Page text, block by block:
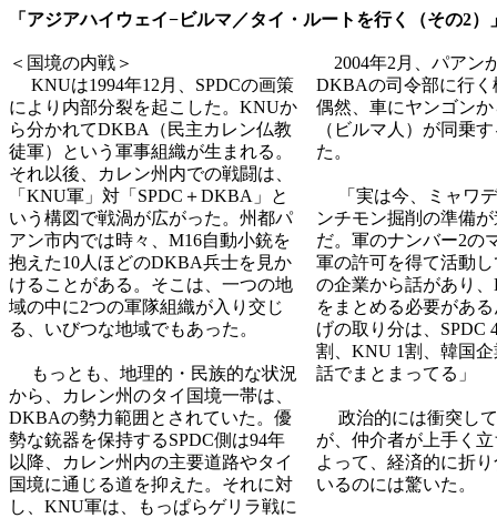
「アジアハイウェイ−ビルマ／タイ・ルートを行く（その2）
＜国境の内戦＞
KNUは1994年12月、SPDCの画策
により内部分裂を起こした。KNUか
ら分かれてDKBA（民主カレン仏教
徒軍）という軍事組織が生まれる。
それ以後、カレン州内での戦闘は、
「KNU軍」対「SPDC＋DKBA」と
いう構図で戦渦が広がった。州都パ
アン市内では時々、M16自動小銃を
抱えた10人ほどのDKBA兵士を見か
けることがある。そこは、一つの地
域の中に2つの軍隊組織が入り交じ
る、いびつな地域でもあった。
もっとも、地理的・民族的な状況
から、カレン州のタイ国境一帯は、
DKBAの勢力範囲とされていた。優
勢な銃器を保持するSPDC側は94年
以降、カレン州内の主要道路やタイ
国境に通じる道を抑えた。それに対
し、KNU軍は、もっぱらゲリラ戦に
2004年2月、パアン
DKBAの司令部に行く
偶然、車にヤンゴン
（ビルマ人）が同乗
た。
「実は今、ミャワ
ンチモン掘削の準備
だ。軍のナンバー2の
軍の許可を得て活動
の企業から話があり
をまとめる必要があ
げの取り分は、SPDC
割、KNU 1割、韓国
話でまとまってる」
政治的には衝突し
が、仲介者が上手く
よって、経済的に折
いるのには驚いた。